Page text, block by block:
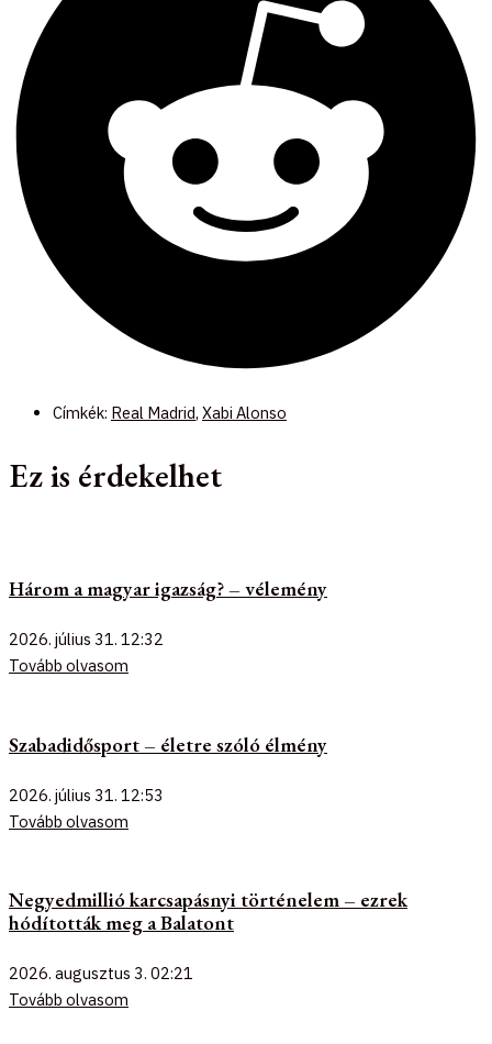
Címkék: Real Madrid, Xabi Alonso
Ez is érdekelhet
Három a magyar igazság? – vélemény
2026. július 31. 12:32
Tovább olvasom
Szabadidősport – életre szóló élmény
2026. július 31. 12:53
Tovább olvasom
Negyedmillió karcsapásnyi történelem – ezrek
hódították meg a Balatont
2026. augusztus 3. 02:21
Tovább olvasom